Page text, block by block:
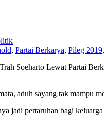
, Partai Berkarya, Pileg 2019,
Soeharto Lewat Partai
aduh sayang tak mampu
jadi pertaruhan bagi